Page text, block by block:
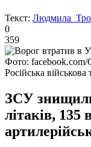
Текст: Людмила
0
359
Фото: facebook.com/
Російська військова
ЗСУ знищили
літаків, 135